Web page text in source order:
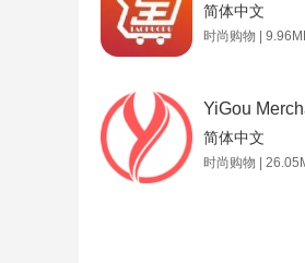
简体中文
时尚购物 |
YiGou
简体中文
时尚购物 |